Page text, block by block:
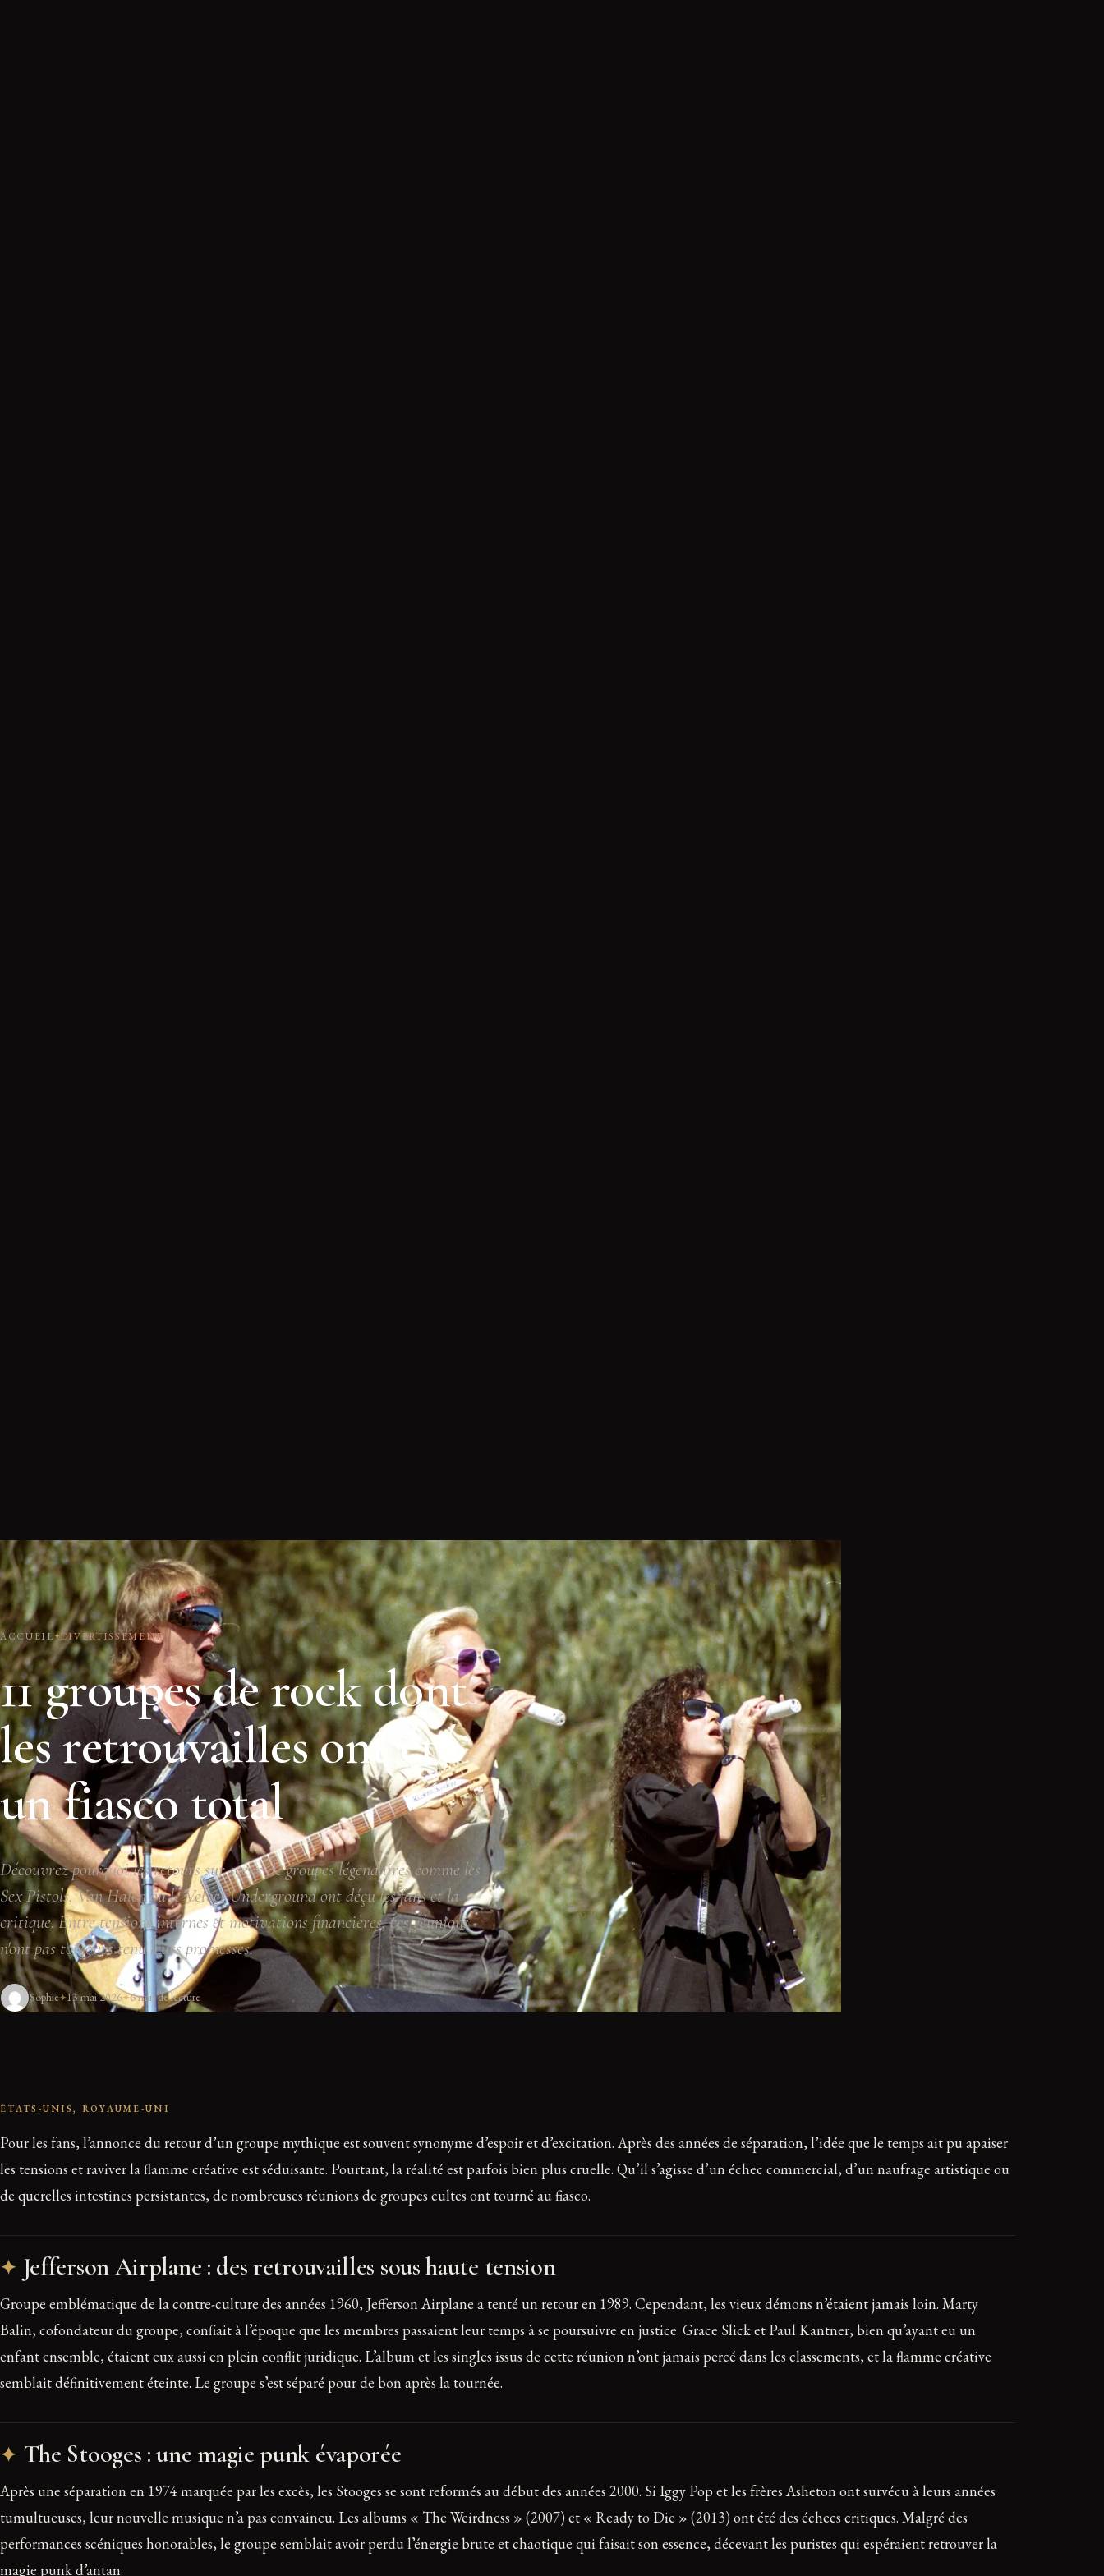
ACCUEIL DIVERTISSEMENT
11 groupes de rock dont
les retrouvailles ont été
un fiasco total
Découvrez pourquoi les retours sur scène de groupes légendaires comme les
Sex Pistols, Van Halen ou le Velvet Underground ont déçu les fans et la
critique. Entre tensions internes et motivations financières, ces réunions
n'ont pas toujours tenu leurs promesses.
Sophie 13 mai 2026 6 min de lecture
ÉTATS-UNIS, ROYAUME-UNI
Pour les fans, l’annonce du retour d’un groupe mythique est souvent synonyme d’espoir et d’excitation. Après des années de séparation, l’idée que le temps ait pu apaiser
les tensions et raviver la flamme créative est séduisante. Pourtant, la réalité est parfois bien plus cruelle. Qu’il s’agisse d’un échec commercial, d’un naufrage artistique ou
de querelles intestines persistantes, de nombreuses réunions de groupes cultes ont tourné au fiasco.
Jefferson Airplane : des retrouvailles sous haute tension
Groupe emblématique de la contre-culture des années 1960, Jefferson Airplane a tenté un retour en 1989. Cependant, les vieux démons n’étaient jamais loin. Marty
Balin, cofondateur du groupe, confiait à l’époque que les membres passaient leur temps à se poursuivre en justice. Grace Slick et Paul Kantner, bien qu’ayant eu un
enfant ensemble, étaient eux aussi en plein conflit juridique. L’album et les singles issus de cette réunion n’ont jamais percé dans les classements, et la flamme créative
semblait définitivement éteinte. Le groupe s’est séparé pour de bon après la tournée.
The Stooges : une magie punk évaporée
Après une séparation en 1974 marquée par les excès, les Stooges se sont reformés au début des années 2000. Si Iggy Pop et les frères Asheton ont survécu à leurs années
tumultueuses, leur nouvelle musique n’a pas convaincu. Les albums « The Weirdness » (2007) et « Ready to Die » (2013) ont été des échecs critiques. Malgré des
performances scéniques honorables, le groupe semblait avoir perdu l’énergie brute et chaotique qui faisait son essence, décevant les puristes qui espéraient retrouver la
magie punk d’antan.